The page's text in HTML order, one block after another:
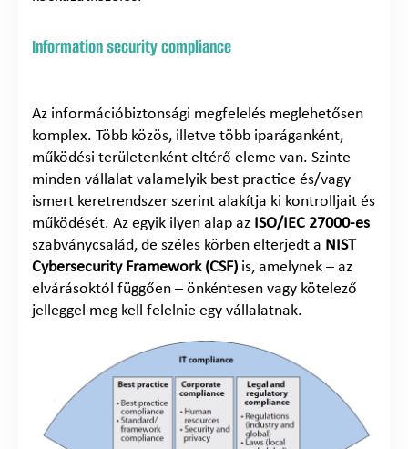
Information security compliance
Az információbiztonsági megfelelés meglehetősen
komplex. Több közös, illetve több iparáganként,
működési területenként eltérő eleme van. Szinte
minden vállalat valamelyik best practice és/vagy
ismert keretrendszer szerint alakítja ki kontrolljait és
működését. Az egyik ilyen alap az ISO/IEC 27000-es
szabványcsalád, de széles körben elterjedt a NIST
Cybersecurity Framework (CSF) is, amelynek – az
elvárásoktól függően – önkéntesen vagy kötelező
jelleggel meg kell felelnie egy vállalatnak.